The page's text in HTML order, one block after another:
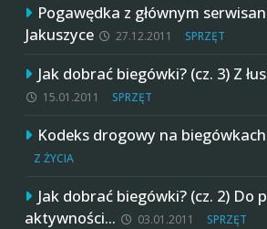
Pogawędka z głównym
Jakuszyce
27.12.2011 SPRZĘT
Jak dobrać biegówki? (cz. 3) Z
15.01.2011 SPRZĘT
Kodeks drogowy na biegówkach
Z ŻYCIA
Jak dobrać biegówki? (cz. 2) Do
aktywności…
03.01.2011 SPRZĘT